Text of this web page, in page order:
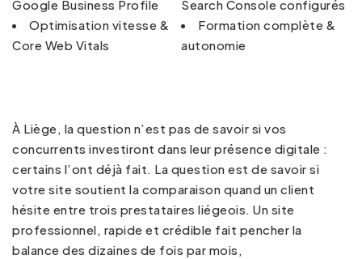
Google Business Profile
Optimisation vitesse &
Core Web Vitals
Search Console configurés
Formation complète &
autonomie
À Liège, la question n’est pas de savoir si vos
concurrents investiront dans leur présence digitale :
certains l’ont déjà fait. La question est de savoir si
votre site soutient la comparaison quand un client
hésite entre trois prestataires liégeois. Un site
professionnel, rapide et crédible fait pencher la
balance des dizaines de fois par mois,